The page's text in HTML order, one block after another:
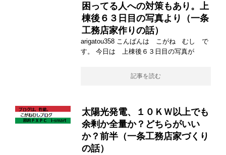
困ってる人への対策もあり。上
棟後６３日目の写真より（一条
工務店家作りの話）
arigatou358 こんばんは こがね むし で
す。 今日は 上棟後６３日目の写真が
記事を読む
太陽光発電、１０ＫＷ以上でも
余剰か全量か？どちらがいい
か？前半（一条工務店家づくり
の話）